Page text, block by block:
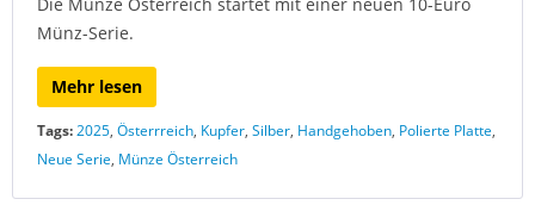
Münz-Serie.
Mehr lesen
Tags:2025, Österrreich, Kupfer, Silber, Handgehoben, Polierte Platte,
Neue Serie, Münze Österreich